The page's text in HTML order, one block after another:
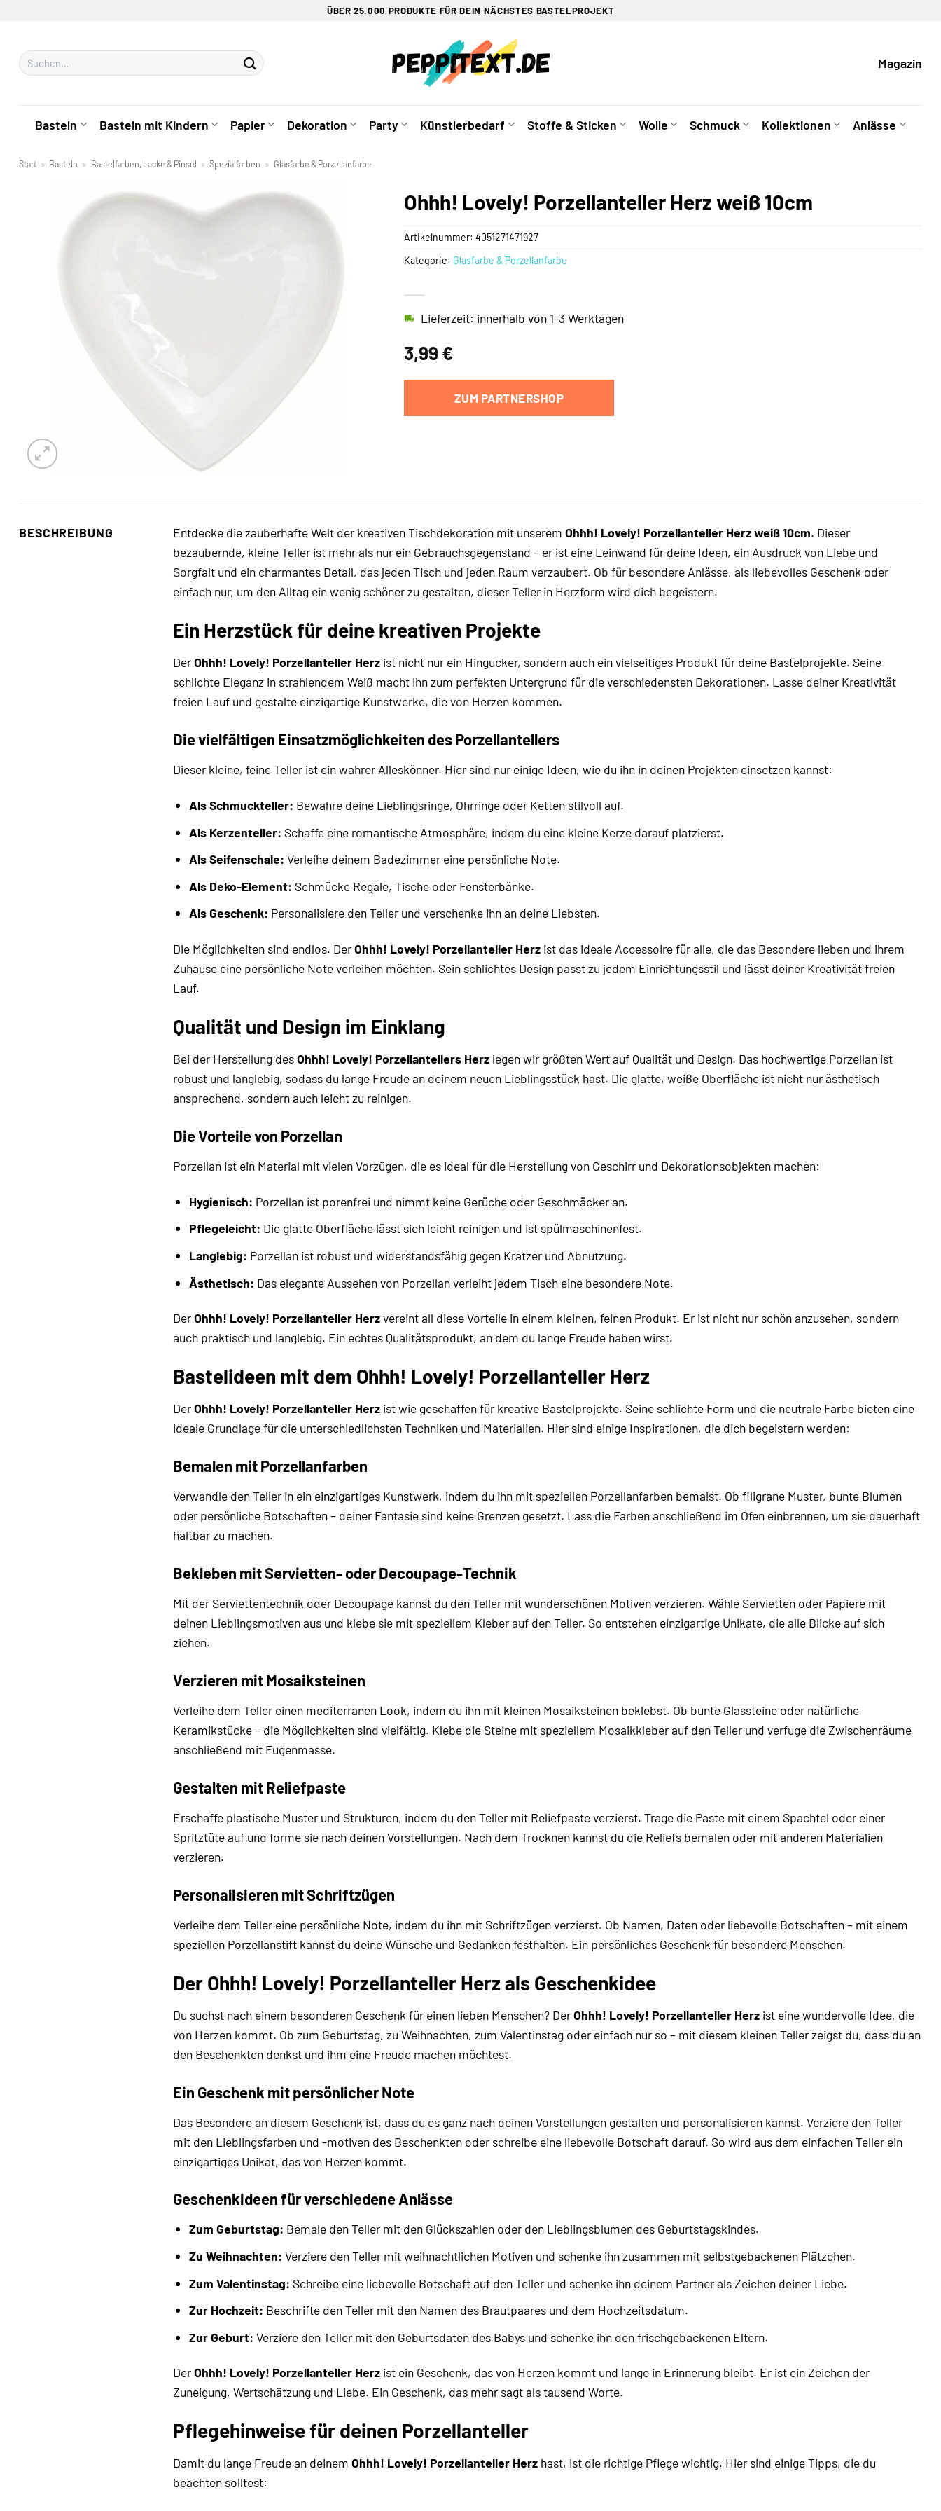
springen
ÜBER 25.000 PRODUKTE FÜR DEIN NÄCHSTES BASTELPROJEKT
Suchen
nach:
Magazin
Basteln Basteln mit Kindern Papier Dekoration Party Künstlerbedarf Stoffe & Sticken Wolle Schmuck Kollektionen Anlässe
Start » Basteln » Bastelfarben, Lacke & Pinsel » Spezialfarben » Glasfarbe & Porzellanfarbe
Ohhh! Lovely! Porzellanteller Herz weiß 10cm
3,99 €
Lieferzeit: innerhalb von 1-3 Werktagen
ZUM PARTNERSHOP
Artikelnummer: 4051271471927
Kategorie: Glasfarbe & Porzellanfarbe
BESCHREIBUNG Entdecke die zauberhafte Welt der kreativen Tischdekoration mit unserem Ohhh! Lovely! Porzellanteller Herz weiß 10cm. Dieser
bezaubernde, kleine Teller ist mehr als nur ein Gebrauchsgegenstand – er ist eine Leinwand für deine Ideen, ein Ausdruck von Liebe und
Sorgfalt und ein charmantes Detail, das jeden Tisch und jeden Raum verzaubert. Ob für besondere Anlässe, als liebevolles Geschenk oder
einfach nur, um den Alltag ein wenig schöner zu gestalten, dieser Teller in Herzform wird dich begeistern.
Ein Herzstück für deine kreativen Projekte
DerOhhh! Lovely! Porzellanteller Herz ist nicht nur ein Hingucker, sondern auch ein vielseitiges Produkt für deine Bastelprojekte. Seine
schlichte Eleganz in strahlendem Weiß macht ihn zum perfekten Untergrund für die verschiedensten Dekorationen. Lasse deiner Kreativität
freien Lauf und gestalte einzigartige Kunstwerke, die von Herzen kommen.
Die vielfältigen Einsatzmöglichkeiten des Porzellantellers
Dieser kleine, feine Teller ist ein wahrer Alleskönner. Hier sind nur einige Ideen, wie du ihn in deinen Projekten einsetzen kannst:
Als Schmuckteller: Bewahre deine Lieblingsringe, Ohrringe oder Ketten stilvoll auf.
Als Kerzenteller: Schaffe eine romantische Atmosphäre, indem du eine kleine Kerze darauf platzierst.
Als Seifenschale: Verleihe deinem Badezimmer eine persönliche Note.
Als Deko-Element: Schmücke Regale, Tische oder Fensterbänke.
Als Geschenk: Personalisiere den Teller und verschenke ihn an deine Liebsten.
Die Möglichkeiten sind endlos. DerOhhh! Lovely! Porzellanteller Herz ist das ideale Accessoire für alle, die das Besondere lieben und ihrem
Zuhause eine persönliche Note verleihen möchten. Sein schlichtes Design passt zu jedem Einrichtungsstil und lässt deiner Kreativität freien
Lauf.
Qualität und Design im Einklang
Bei der Herstellung desOhhh! Lovely! Porzellantellers Herz legen wir größten Wert auf Qualität und Design. Das hochwertige Porzellan ist
robust und langlebig, sodass du lange Freude an deinem neuen Lieblingsstück hast. Die glatte, weiße Oberfläche ist nicht nur ästhetisch
ansprechend, sondern auch leicht zu reinigen.
Die Vorteile von Porzellan
Porzellan ist ein Material mit vielen Vorzügen, die es ideal für die Herstellung von Geschirr und Dekorationsobjekten machen:
Hygienisch: Porzellan ist porenfrei und nimmt keine Gerüche oder Geschmäcker an.
Pflegeleicht: Die glatte Oberfläche lässt sich leicht reinigen und ist spülmaschinenfest.
Langlebig: Porzellan ist robust und widerstandsfähig gegen Kratzer und Abnutzung.
Ästhetisch: Das elegante Aussehen von Porzellan verleiht jedem Tisch eine besondere Note.
DerOhhh! Lovely! Porzellanteller Herzvereint all diese Vorteile in einem kleinen, feinen Produkt. Er ist nicht nur schön anzusehen, sondern
auch praktisch und langlebig. Ein echtes Qualitätsprodukt, an dem du lange Freude haben wirst.
Bastelideen mit dem Ohhh! Lovely! Porzellanteller Herz
DerOhhh! Lovely! Porzellanteller Herz ist wie geschaffen für kreative Bastelprojekte. Seine schlichte Form und die neutrale Farbe bieten eine
ideale Grundlage für die unterschiedlichsten Techniken und Materialien. Hier sind einige Inspirationen, die dich begeistern werden:
Bemalen mit Porzellanfarben
Verwandle den Teller in ein einzigartiges Kunstwerk, indem du ihn mit speziellen Porzellanfarben bemalst. Ob filigrane Muster, bunte Blumen
oder persönliche Botschaften – deiner Fantasie sind keine Grenzen gesetzt. Lass die Farben anschließend im Ofen einbrennen, um sie dauerhaft
haltbar zu machen.
Bekleben mit Servietten- oder Decoupage-Technik
Mit der Serviettentechnik oder Decoupage kannst du den Teller mit wunderschönen Motiven verzieren. Wähle Servietten oder Papiere mit
deinen Lieblingsmotiven aus und klebe sie mit speziellem Kleber auf den Teller. So entstehen einzigartige Unikate, die alle Blicke auf sich
ziehen.
Verzieren mit Mosaiksteinen
Verleihe dem Teller einen mediterranen Look, indem du ihn mit kleinen Mosaiksteinen beklebst. Ob bunte Glassteine oder natürliche
Keramikstücke – die Möglichkeiten sind vielfältig. Klebe die Steine mit speziellem Mosaikkleber auf den Teller und verfuge die Zwischenräume
anschließend mit Fugenmasse.
Gestalten mit Reliefpaste
Erschaffe plastische Muster und Strukturen, indem du den Teller mit Reliefpaste verzierst. Trage die Paste mit einem Spachtel oder einer
Spritztüte auf und forme sie nach deinen Vorstellungen. Nach dem Trocknen kannst du die Reliefs bemalen oder mit anderen Materialien
verzieren.
Personalisieren mit Schriftzügen
Verleihe dem Teller eine persönliche Note, indem du ihn mit Schriftzügen verzierst. Ob Namen, Daten oder liebevolle Botschaften – mit einem
speziellen Porzellanstift kannst du deine Wünsche und Gedanken festhalten. Ein persönliches Geschenk für besondere Menschen.
Der Ohhh! Lovely! Porzellanteller Herz als Geschenkidee
Du suchst nach einem besonderen Geschenk für einen lieben Menschen? DerOhhh! Lovely! Porzellanteller Herz ist eine wundervolle Idee, die
von Herzen kommt. Ob zum Geburtstag, zu Weihnachten, zum Valentinstag oder einfach nur so – mit diesem kleinen Teller zeigst du, dass du an
den Beschenkten denkst und ihm eine Freude machen möchtest.
Ein Geschenk mit persönlicher Note
Das Besondere an diesem Geschenk ist, dass du es ganz nach deinen Vorstellungen gestalten und personalisieren kannst. Verziere den Teller
mit den Lieblingsfarben und -motiven des Beschenkten oder schreibe eine liebevolle Botschaft darauf. So wird aus dem einfachen Teller ein
einzigartiges Unikat, das von Herzen kommt.
Geschenkideen für verschiedene Anlässe
Zum Geburtstag: Bemale den Teller mit den Glückszahlen oder den Lieblingsblumen des Geburtstagskindes.
Zu Weihnachten: Verziere den Teller mit weihnachtlichen Motiven und schenke ihn zusammen mit selbstgebackenen Plätzchen.
Zum Valentinstag: Schreibe eine liebevolle Botschaft auf den Teller und schenke ihn deinem Partner als Zeichen deiner Liebe.
Zur Hochzeit: Beschrifte den Teller mit den Namen des Brautpaares und dem Hochzeitsdatum.
Zur Geburt: Verziere den Teller mit den Geburtsdaten des Babys und schenke ihn den frischgebackenen Eltern.
DerOhhh! Lovely! Porzellanteller Herz ist ein Geschenk, das von Herzen kommt und lange in Erinnerung bleibt. Er ist ein Zeichen der
Zuneigung, Wertschätzung und Liebe. Ein Geschenk, das mehr sagt als tausend Worte.
Pflegehinweise für deinen Porzellanteller
Damit du lange Freude an deinem Ohhh! Lovely! Porzellanteller Herz hast, ist die richtige Pflege wichtig. Hier sind einige Tipps, die du
beachten solltest: